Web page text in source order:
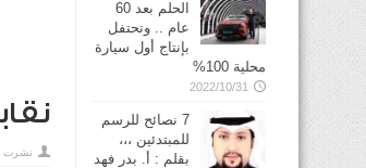
نشرت
الحلم بعد 60
عام .. وتحتفل
بإنتاج أول سيارة
محلية 100%
2022/10/31
7 نصائح للرسم
للمبتدئين ،،،
بقلم : أ. بدر فهد